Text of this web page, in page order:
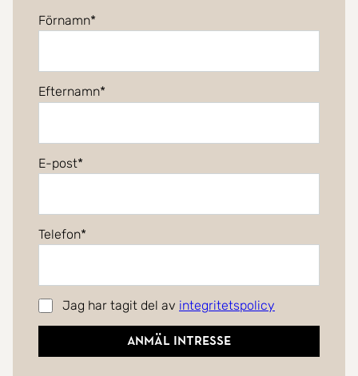
Förnamn
Efternamn
E-post
Telefon
Jag har tagit del av integritetspolicy
Anmäl intresse